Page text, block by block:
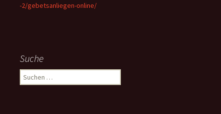
-2/gebetsanliegen-online/
Suche
Suchen
nach: